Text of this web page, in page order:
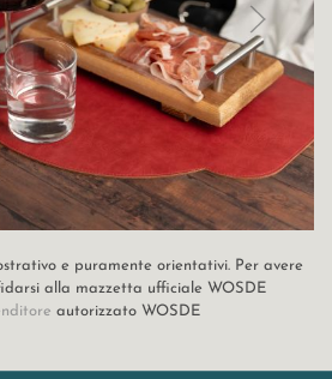
e puramente orientativi. Per avere
alla mazzetta ufficiale WOSDE
autorizzato WOSDE